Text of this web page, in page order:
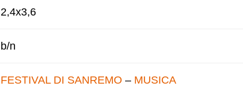
2,4x3,6
b/n
FESTIVAL DI SANREMO – MUSICA